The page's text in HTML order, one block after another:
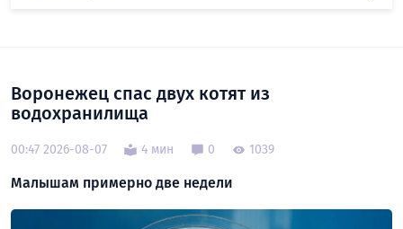
Воронежец спас двух котят из
водохранилища
00:47 2026-08-07 4 мин 0 1039
Малышам примерно две недели